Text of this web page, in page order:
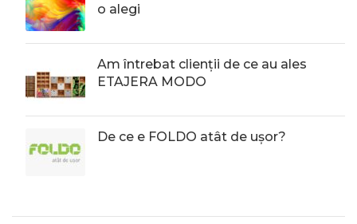
o alegi
Am întrebat clienții de ce au ales
ETAJERA MODO
De ce e FOLDO atât de ușor?